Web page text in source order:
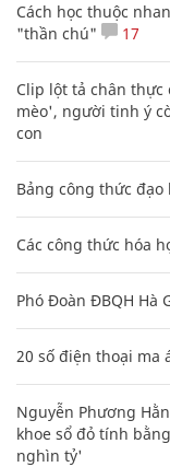
Cách học thuộc
"thần chú"
17
Clip lột tả chân
mèo', người tinh ý
con
Bảng công thức
Các công thức hóa
Phó Đoàn ĐBQH Hà
20 số điện thoại ma
Nguyễn Phương
khoe sổ đỏ tính
nghìn tỷ'